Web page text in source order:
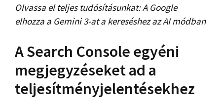
Olvassa el teljes tudósításunkat: A Google
elhozza a Gemini 3-at a kereséshez az AI módban
A Search Console egyéni
megjegyzéseket ad a
teljesítményjelentésekhez